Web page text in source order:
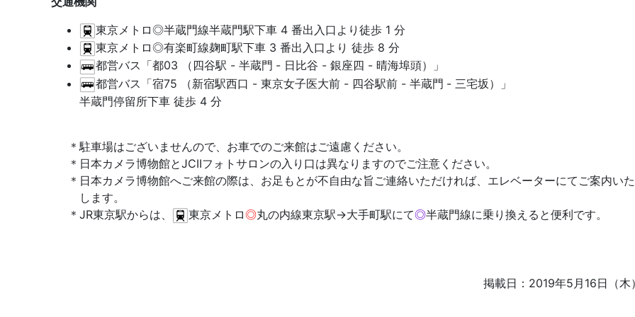
東京メトロ◎半蔵門線半蔵門駅下車 4 番出入口より徒歩 1 分
東京メトロ◎有楽町線麹町駅下車 3 番出入口より 徒歩 8 分
都営バス「都03 （四谷駅 - 半蔵門 - 日比谷 - 銀座四 - 晴海埠頭）」
都営バス「宿75 （新宿駅西口 - 東京女子医大前 - 四谷駅前 - 半蔵門 - 三宅坂）」
半蔵門停留所下車 徒歩 4 分
駐車場はございませんので、お車でのご来館はご遠慮ください。
日本カメラ博物館とJCIIフォトサロンの入り口は異なりますのでご注意ください。
日本カメラ博物館へご来館の際は、お足もとが不自由な旨ご連絡いただければ、エレベーターにてご案内いた
します。
JR東京駅からは、
東京メトロ◎丸の内線東京駅→大手町駅にて◎半蔵門線に乗り換えると便利です。
掲載日：2019年5月16日（木